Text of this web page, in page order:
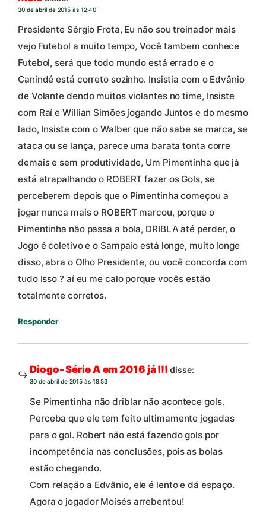
30 de abril de 2015 às 12:40
Presidente Sérgio Frota, Eu não sou treinador mais
vejo Futebol a muito tempo, Você tambem conhece
Futebol, será que todo mundo está errado e o
Canindé está correto sozinho. Insistia com o Edvânio
de Volante dendo muitos violantes no time, Insiste
com Raí e Willian Simões jogando Juntos e do mesmo
lado, Insiste com o Walber que não sabe se marca, se
ataca ou se lança, parece uma barata tonta corre
demais e sem produtividade, Um Pimentinha que já
está atrapalhando o ROBERT fazer os Gols, se
perceberem depois que o Pimentinha começou a
jogar nunca mais o ROBERT marcou, porque o
Pimentinha não passa a bola, DRIBLA até perder, o
Jogo é coletivo e o Sampaio está longe, muito longe
disso, abra o Olho Presidente, ou você concorda com
tudo Isso ? aí eu me calo porque vocês estão
totalmente corretos.
Responder
Diogo- Série A em 2016 já !!! disse:
30 de abril de 2015 às 18:53
Se Pimentinha não driblar não acontece gols.
Perceba que ele tem feito ultimamente jogadas
para o gol. Robert não está fazendo gols por
incompetência nas conclusões, pois as bolas
estão chegando.
Com relação a Edvânio, ele é lento e dá espaço.
Agora o jogador Moisés arrebentou!